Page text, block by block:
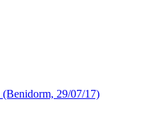
(Benidorm, 29/07/17)